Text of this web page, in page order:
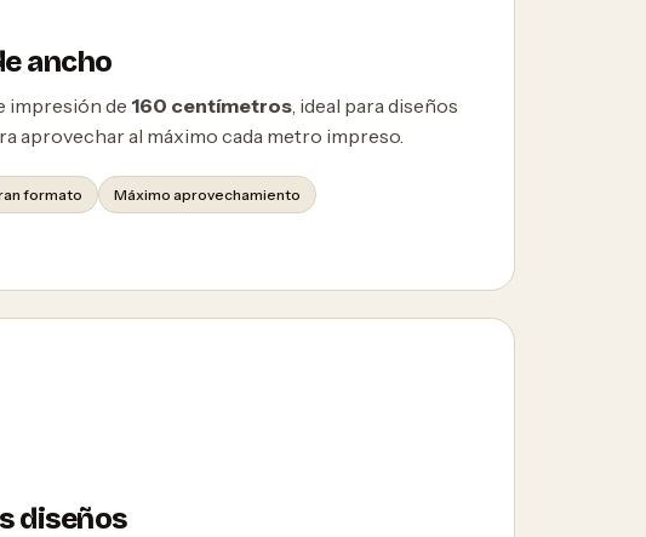
ancho
impresión de 160 centímetros, ideal para diseños
aprovechar al máximo cada metro impreso.
formato Máximo aprovechamiento
diseños